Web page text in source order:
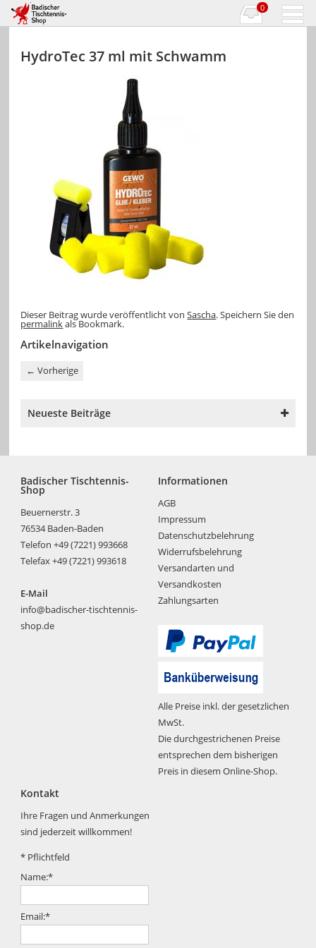
0
HydroTec 37 ml mit Schwamm
Dieser Beitrag wurde veröffentlicht vonSascha. Speichern Sie den
permalinkals Bookmark.
Artikelnavigation
← Vorherige
Neueste Beiträge
Badischer Tischtennis-
Shop
Beuernerstr. 3
76534 Baden-Baden
Telefon +49 (7221) 993668
Telefax +49 (7221) 993618
E-Mail
info@badischer-tischtennis-
shop.de
Informationen
AGB
Impressum
Datenschutzbelehrung
Widerrufsbelehrung
Versandarten und
Versandkosten
Zahlungsarten
Alle Preise inkl. der gesetzlichen
MwSt.
Die durchgestrichenen Preise
entsprechen dem bisherigen
Preis in diesem Online-Shop.
Kontakt
Ihre Fragen und Anmerkungen
sind jederzeit willkommen!
* Pflichtfeld
Name:*
Email:*